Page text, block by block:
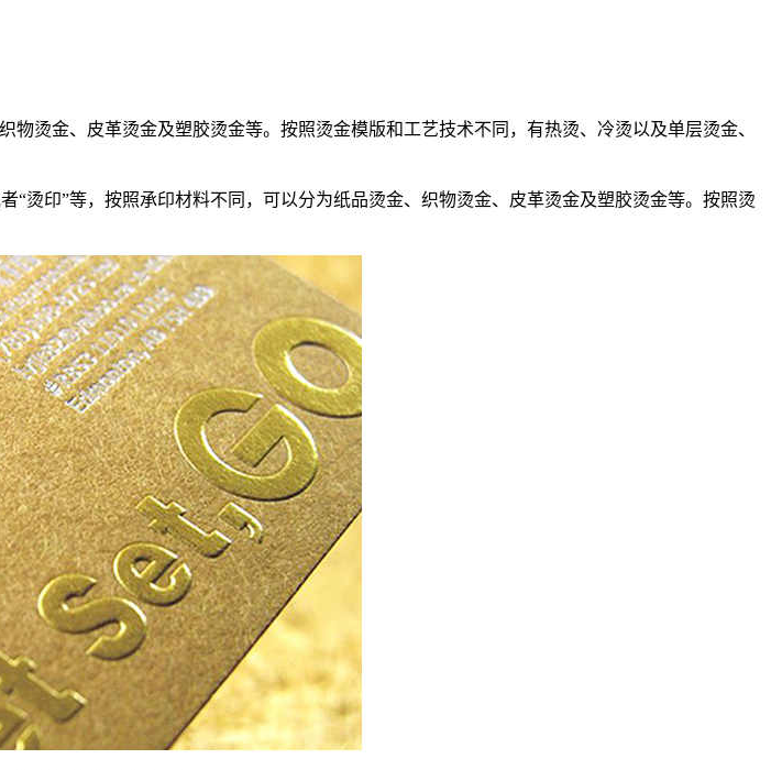
烫金、皮革烫金及塑胶烫金等。按照烫金模版和工艺技术不同，有热烫、冷烫以及单层烫金、
“烫印”等，按照承印材料不同，可以分为纸品烫金、织物烫金、皮革烫金及塑胶烫金等。按照烫